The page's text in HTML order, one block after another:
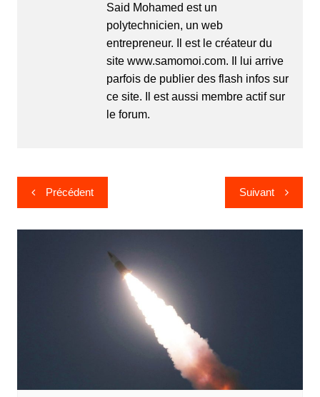
Said Mohamed est un
polytechnicien, un web
entrepreneur. Il est le créateur du
site www.samomoi.com. Il lui arrive
parfois de publier des flash infos sur
ce site. Il est aussi membre actif sur
le forum.
Navigation
de
l’article
Précédent Suivant